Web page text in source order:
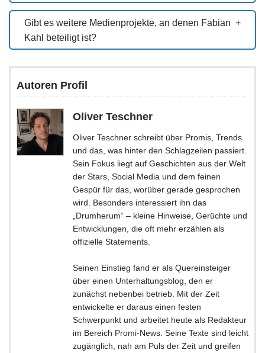
Gibt es weitere Medienprojekte, an denen Fabian
Kahl beteiligt ist?
Autoren Profil
Oliver Teschner
Oliver Teschner schreibt über Promis, Trends
und das, was hinter den Schlagzeilen passiert.
Sein Fokus liegt auf Geschichten aus der Welt
der Stars, Social Media und dem feinen
Gespür für das, worüber gerade gesprochen
wird. Besonders interessiert ihn das
„Drumherum“ – kleine Hinweise, Gerüchte und
Entwicklungen, die oft mehr erzählen als
offizielle Statements.
Seinen Einstieg fand er als Quereinsteiger
über einen Unterhaltungsblog, den er
zunächst nebenbei betrieb. Mit der Zeit
entwickelte er daraus einen festen
Schwerpunkt und arbeitet heute als Redakteur
im Bereich Promi-News. Seine Texte sind leicht
zugänglich, nah am Puls der Zeit und greifen